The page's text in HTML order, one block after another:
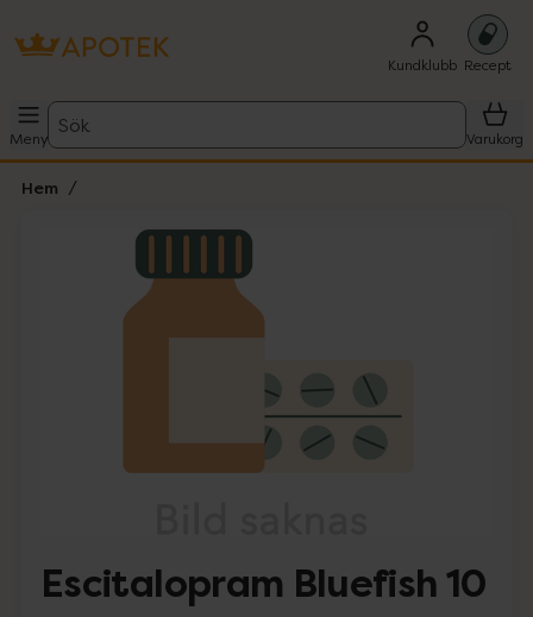
Kundklubb Recept
Meny
Sök
Varukorg
Hem
Lista: . Innehåller 1 objekt.
Escitalopram Bluefish 10